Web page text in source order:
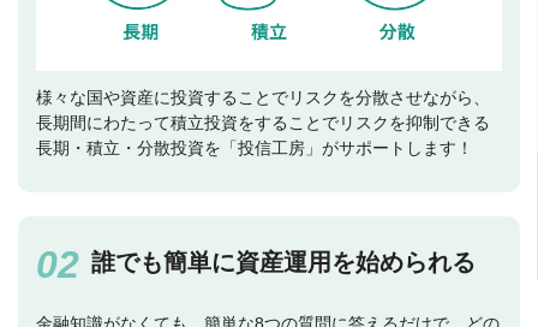
様々な国や資産に投資することでリスクを分散させながら、
長期間にわたって積立投資をすることでリスクを抑制できる
長期・積立・分散投資を「投信工房」がサポートします！
誰でも簡単に資産運用を始められる